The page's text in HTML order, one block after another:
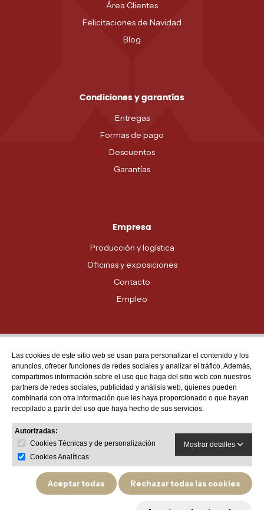
Área Clientes
Felicitaciones de Navidad
Blog
Condiciones y garantías
Entregas
Formas de pago
Descuentos
Garantías
Empresa
Producción y logística
Oficinas y exposiciones
Contacto
Empleo
Atención al cliente
MADRID - 91 678 70 70
BARCELONA - 93 635 28 28
VALENCIA - 96 159 71 61
Las cookies de este sitio web se usan para personalizar el contenido y los
anuncios, ofrecer funciones de redes sociales y analizar el tráfico. Además,
compartimos información sobre el uso que haga del sitio web con nuestros
partners de redes sociales, publicidad y análisis web, quienes pueden
combinarla con otra información que les haya proporcionado o que hayan
recopilado a partir del uso que haya hecho de sus servicios.
Autorizadas:
Cookies Técnicas y de personalización
Cookies Analíticas
Mostrar detalles
Aceptar todas Rechazar todas las cookies